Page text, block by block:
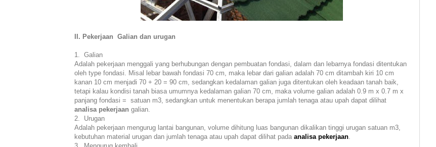
II. Pekerjaan Galian dan urugan
1. Galian
Adalah pekerjaan menggali yang berhubungan dengan pembuatan fondasi, dalam dan lebarnya fondasi ditentukan
oleh type fondasi. Misal lebar bawah fondasi 70 cm, maka lebar dari galian adalah 70 cm ditambah kiri 10 cm
kanan 10 cm menjadi 70 + 20 = 90 cm, sedangkan kedalaman galian juga ditentukan oleh keadaan tanah baik,
tetapi kalau kondisi tanah biasa umumnya kedalaman galian 70 cm, maka volume galian adalah 0.9 m x 0.7 m x
panjang fondasi = satuan m3, sedangkan untuk menentukan berapa jumlah tenaga atau upah dapat dilihat
analisa pekerjaan galian.
2. Urugan
Adalah pekerjaan mengurug lantai bangunan, volume dihitung luas bangunan dikalikan tinggi urugan satuan m3,
kebutuhan material urugan dan jumlah tenaga atau upah dapat dilihat pada analisa pekerjaan.